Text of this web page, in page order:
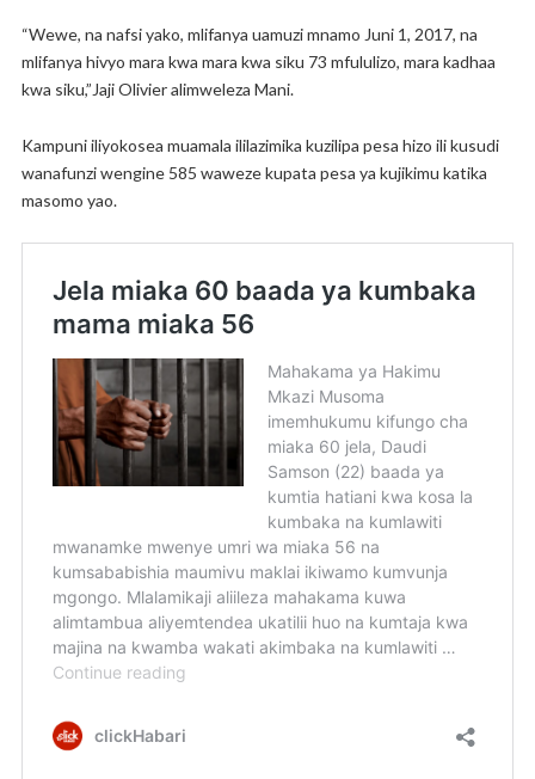
“Wewe, na nafsi yako, mlifanya uamuzi mnamo Juni 1, 2017, na
mlifanya hivyo mara kwa mara kwa siku 73 mfululizo, mara kadhaa
kwa siku,”Jaji Olivier alimweleza Mani.
Kampuni iliyokosea muamala ililazimika kuzilipa pesa hizo ili kusudi
wanafunzi wengine 585 waweze kupata pesa ya kujikimu katika
masomo yao.